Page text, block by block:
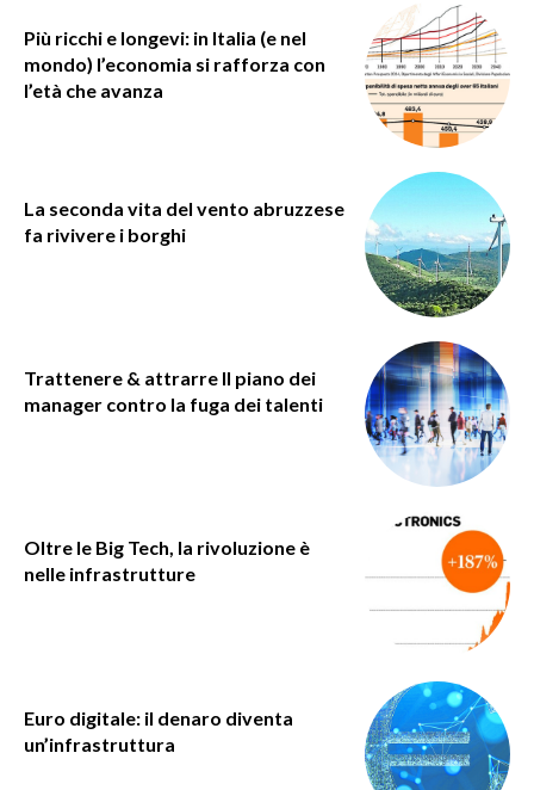
Più ricchi e longevi: in Italia (e nel
mondo) l’economia si rafforza con
l’età che avanza
La seconda vita del vento abruzzese
fa rivivere i borghi
Trattenere & attrarre Il piano dei
manager contro la fuga dei talenti
Oltre le Big Tech, la rivoluzione è
nelle infrastrutture
Euro digitale: il denaro diventa
un’infrastruttura